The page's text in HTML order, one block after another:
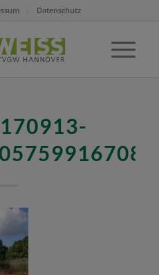
Datenschutz